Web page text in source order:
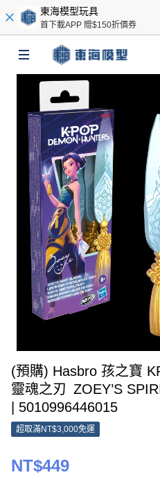
東海模型玩具
首下載APP 贈$150折價券
(預購) Hasbro 孩之寶
靈魂之刃 ZOEY’S
| 5010996446015
超取滿NT$3,000免運
NT$449